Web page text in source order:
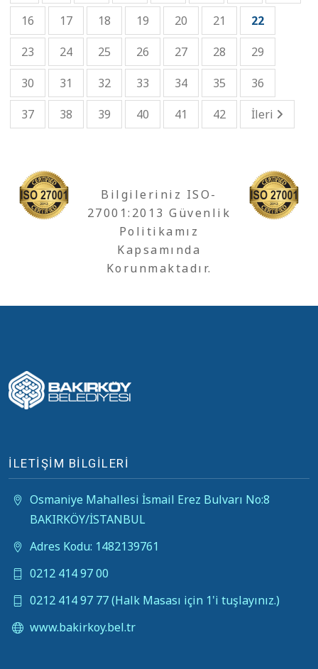
16
17 18 19 20 21
22
23
24 25 26 27 28
29
30
31 32 33 34 35
36
37
38 39 40 41 42 İleri
Bilgileriniz ISO-
27001:2013 Güvenlik
Politikamız
Kapsamında
Korunmaktadır.
İLETİŞİM BİLGİLERİ
Osmaniye Mahallesi İsmail Erez Bulvarı No:8
BAKIRKÖY/İSTANBUL
Adres Kodu: 1482139761
0212 414 97 00
0212 414 97 77 (Halk Masası için 1'i tuşlayınız.)
www.bakirkoy.bel.tr